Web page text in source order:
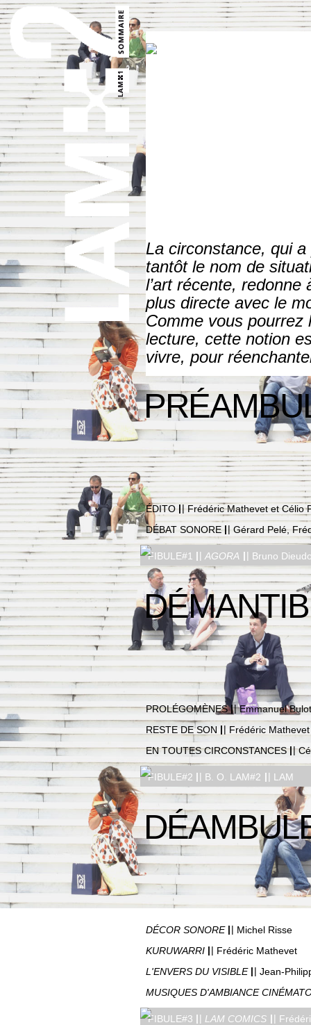
La circonstance, qui
tantôt le nom de
l’art récente, redonne
plus directe avec le
Comme vous
lecture, cette notion
vivre, pour
ÉDITO || Frédéric Mathevet et Célio
DÉBAT SONORE || Gérard Pelé,
FIBULE#1 || AGORA || Bruno
PROLÉGOMÈNES || Emmanuel Bulot
RESTE DE SON || Frédéric Mathevet
EN TOUTES CIRCONSTANCES ||
FIBULE#2 || B. O. LAM#2 || LAM
DÉCOR SONORE || Michel Risse
KURUWARRI || Frédéric Mathevet
L'ENVERS DU VISIBLE || Jean-
MUSIQUES D'AMBIANCE
FIBULE#3 || LAM COMICS ||